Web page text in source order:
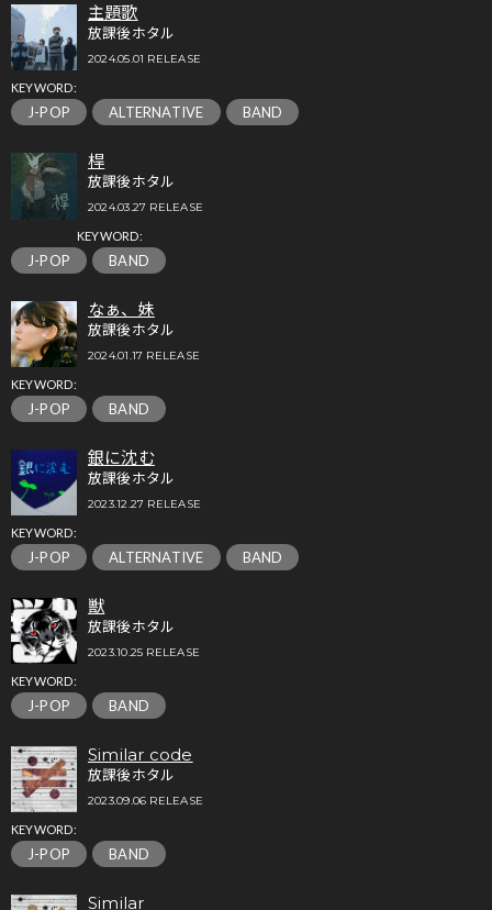
主題歌
放課後ホタル
2024.05.01 RELEASE
KEYWORD:
J-POP ALTERNATIVE BAND
桿
放課後ホタル
2024.03.27 RELEASE
KEYWORD:
J-POP BAND
なぁ、妹
放課後ホタル
2024.01.17 RELEASE
KEYWORD:
J-POP BAND
銀に沈む
放課後ホタル
2023.12.27 RELEASE
KEYWORD:
J-POP ALTERNATIVE BAND
獣
放課後ホタル
2023.10.25 RELEASE
KEYWORD:
J-POP BAND
Similar code
放課後ホタル
2023.09.06 RELEASE
KEYWORD:
J-POP BAND
Similar